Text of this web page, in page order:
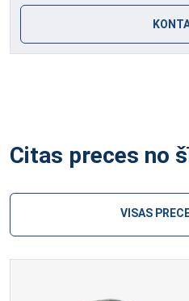
Citas preces no
VISAS